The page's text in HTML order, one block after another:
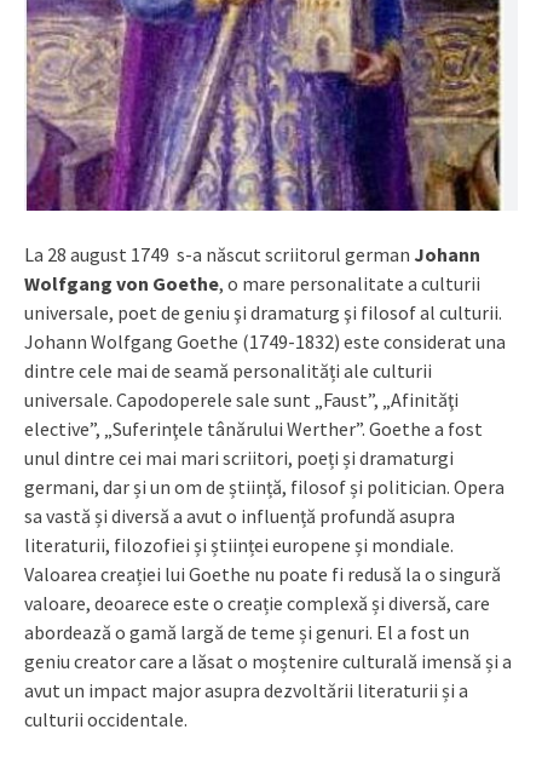
La 28 august 1749 s-a născut scriitorul german Johann
Wolfgang von Goethe, o mare personalitate a culturii
universale, poet de geniu şi dramaturg şi filosof al culturii.
Johann Wolfgang Goethe (1749-1832) este considerat una
dintre cele mai de seamă personalități ale culturii
universale. Capodoperele sale sunt „Faust”, „Afinităţi
elective”, „Suferinţele tânărului Werther”. Goethe a fost
unul dintre cei mai mari scriitori, poeți și dramaturgi
germani, dar și un om de știință, filosof și politician. Opera
sa vastă și diversă a avut o influență profundă asupra
literaturii, filozofiei și științei europene și mondiale.
Valoarea creației lui Goethe nu poate fi redusă la o singură
valoare, deoarece este o creație complexă și diversă, care
abordează o gamă largă de teme și genuri. El a fost un
geniu creator care a lăsat o moștenire culturală imensă și a
avut un impact major asupra dezvoltării literaturii și a
culturii occidentale.